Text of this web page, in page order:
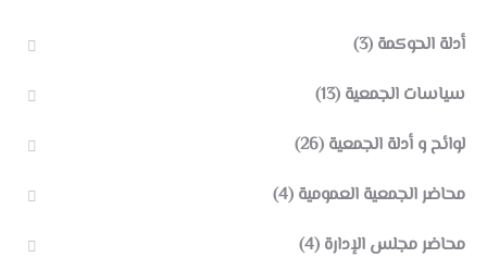
أدلة الحوكمة (3)
سياسات الجمعية (13)
لوائح و أدلة الجمعية (26)
محاضر الجمعية العمومية (4)
محاضر مجلس الإدارة (4)